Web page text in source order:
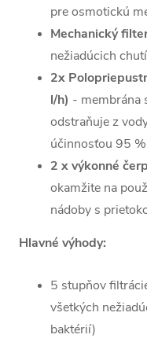
pre osmotickú
Mechanický
nežiadúcich
2x
l/h) - membrána
odstraňuje z
účinnosťou 95 %
2 x výkonné
okamžite na
nádoby s
Hlavné výhody:
5 stupňov
všetkých
baktérií)